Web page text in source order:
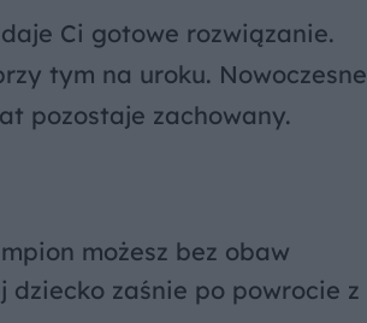
Ci gotowe rozwiązanie.
tym na uroku. Nowoczesne
pozostaje zachowany.
możesz bez obaw
dziecko zaśnie po powrocie z